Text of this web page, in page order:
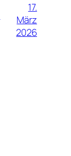
17.
März
2026